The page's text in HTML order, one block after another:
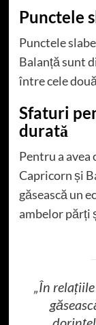
Punctele
Punctele
Balanță sunt
între cele
Sfaturi
durată
Pentru a
Capricorn și
găsească un
ambelor părți
„În